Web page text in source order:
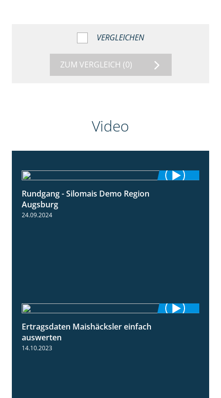
VERGLEICHEN
ZUM VERGLEICH (0)
Video
Rundgang - Silomais Demo Region
Augsburg
24.09.2024
Ertragsdaten Maishäcksler einfach
auswerten
14.10.2023